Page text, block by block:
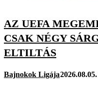
AZ UEFA
CSAK NÉGY
ELTILTÁS
Bajnokok Ligája